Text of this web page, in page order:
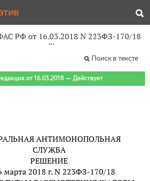
РФ от 16.03.2018 N 223ФЗ-170/18
Поиск в тексте
от 16.03.2018 — Действует
АНТИМОНОПОЛЬНАЯ
СЛУЖБА
РЕШЕНИЕ
марта 2018 г. N 223ФЗ-170/18